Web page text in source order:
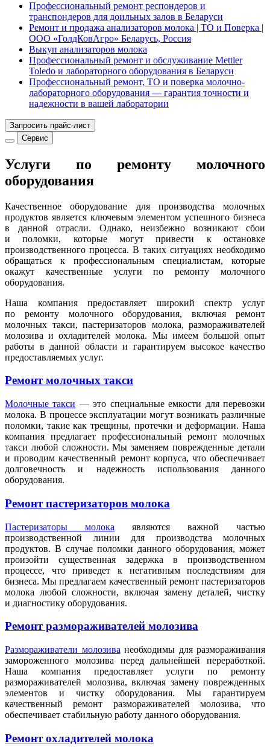
Профессиональный ремонт респондеров и
транспондеров для доильных залов в Беларуси
Ремонт и продажа анализаторов молока | ТО и Поверка |
ООО «ГолдКовАгро» Беларусь, Россия
Выкуп анализаторов молока
Профессиональный ремонт и обслуживание Mettler
Toledo и лабораторного оборудования в Беларуси
Профессиональный ремонт, ТО и поверка молочно-
лабораторного оборудования — гарантия точности и
надежности в вашей лаборатории
Запросить прайс-лист
Сервис
Услуги по ремонту молочного
оборудования
Качественное оборудование для производства молочных
продуктов является ключевым элементом успешного бизнеса
в данной отрасли. Однако, неизбежно возникают сбои
и поломки, которые могут привести к остановке
производственного процесса. В таких ситуациях необходимо
обращаться к профессиональным специалистам, которые
окажут качественные услуги по ремонту молочного
оборудования.
Наша компания предоставляет широкий спектр услуг
по ремонту молочного оборудования, включая ремонт
молочных такси, пастеризаторов молока, размораживателей
молозива и охладителей молока. Мы имеем большой опыт
работы в данной области и гарантируем высокое качество
предоставляемых услуг.
Ремонт молочных такси
Молочные такси — это специальные емкости для перевозки
молока. В процессе эксплуатации могут возникать различные
поломки, такие как трещины, протечки и деформации. Наша
компания предлагает профессиональный ремонт молочных
такси любой сложности. Мы заменяем поврежденные детали
и проводим качественный ремонт корпуса, что обеспечивает
долговечность и надежность использования данного
оборудования.
Ремонт пастеризаторов молока
Пастеризаторы молока являются важной частью
производственной линии для производства молочных
продуктов. В случае поломки данного оборудования, может
произойти существенная задержка в производственном
процессе, что приведет к негативным последствиям для
бизнеса. Мы предлагаем качественный ремонт пастеризаторов
молока любой сложности, включая замену деталей, чистку
и диагностику оборудования.
Ремонт размораживателей молозива
Размораживатели молозива необходимы для размораживания
замороженного молозива перед дальнейшей переработкой.
Наша компания предоставляет услуги по ремонту
размораживателей молозива, включая замену поврежденных
элементов и чистку оборудования. Мы гарантируем
качественный ремонт размораживателей молозива, что
обеспечивает стабильную работу данного оборудования.
Ремонт охладителей молока